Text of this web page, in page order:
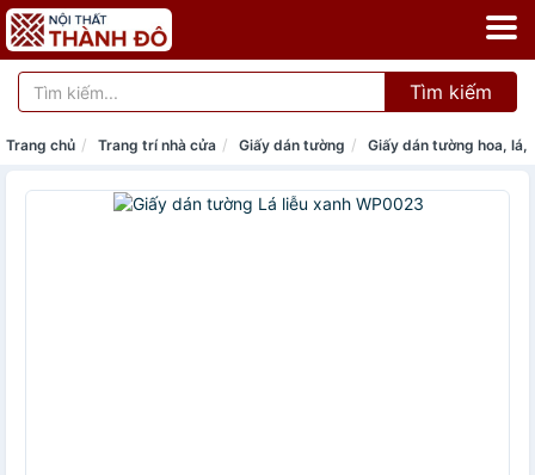
Tìm kiếm
Trang chủ Trang trí nhà cửa Giấy dán tường Giấy dán tường hoa, lá,